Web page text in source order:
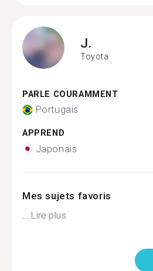
J.
Toyota
PARLE COURAMMENT
Portugais
APPREND
Japonais
Mes sujets favoris
Lire plus